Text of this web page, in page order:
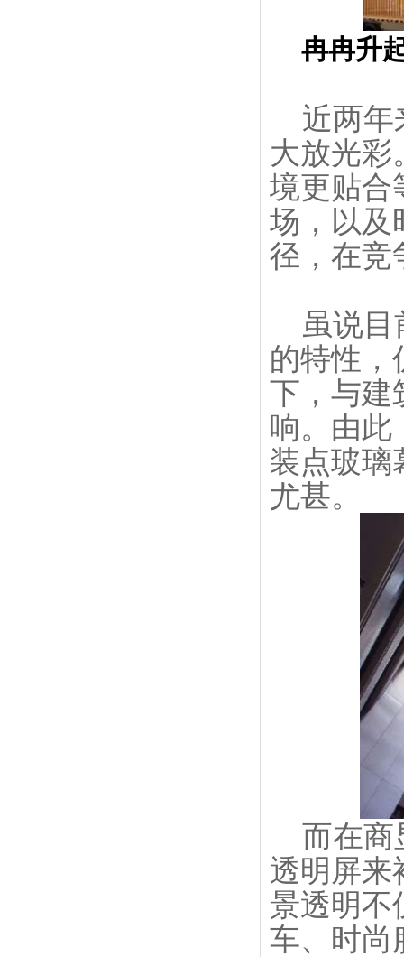
冉冉升
近两年
大放光彩
境更贴合
场，以及
径，在竞
虽说目
的特性，
下，与建
响。由此
装点玻璃
尤甚。
而在商
透明屏来
景透明不
车、时尚